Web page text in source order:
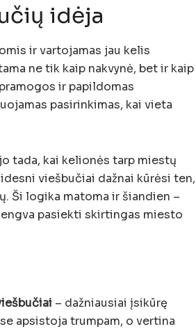
idėja
ir vartojamas jau kelis
ne tik kaip nakvynė, bet ir kaip
ir papildomas
pasirinkimas, kai vieta
tada, kai kelionės tarp miestų
viešbučiai dažnai kūrėsi ten,
Ši logika matoma ir šiandien –
pasiekti skirtingas miesto
– dažniausiai įsikūrę
apsistoja trumpam, o vertina